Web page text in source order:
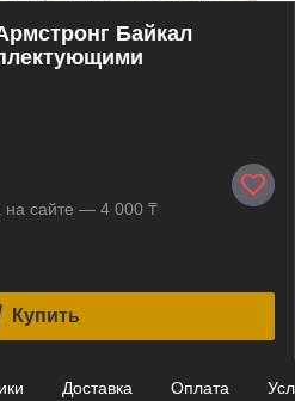
Байкал
на сайте — 4 000 ₸
Купить
Доставка Оплата